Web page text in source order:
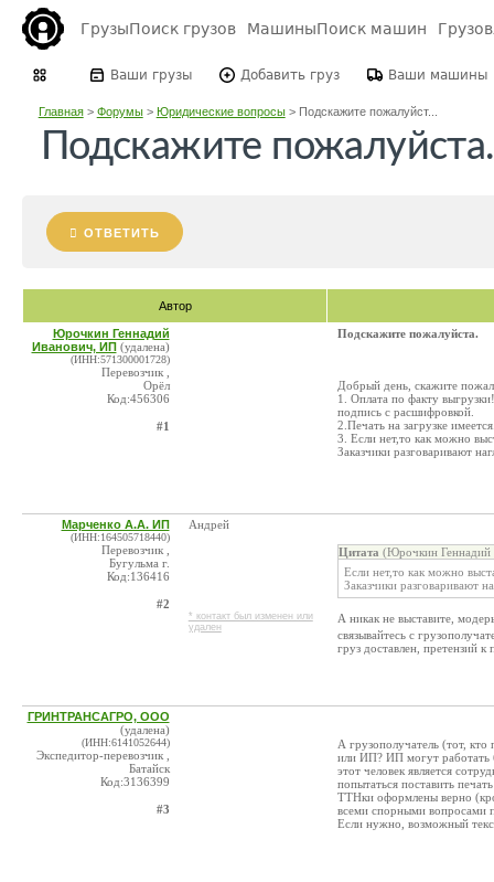
ГрузыПоиск грузов МашиныПоиск машин
Ваши грузы Добавить груз Ваши машины
Главная> Форумы> Юридические вопросы> Подскажите пожалуйст...
Подскажите пожалуйста.
ОТВЕТИТЬ
Автор
Юрочкин Геннадий
Иванович, ИП (удалена)
(ИНН:571300001728)
Перевозчик ,
Орёл
Код:456306
#1
Подскажите пожалуйста.
Добрый день, скажите
1. Оплата по факту
подпись с расшифровкой.
2.Печать на загрузке
3. Если нет,то как можно
Заказчики разговаривают
Марченко А.А. ИП
(ИНН:164505718440)
Перевозчик ,
Бугульма г.
Код:136416
#2
Андрей
* контакт был изменен или
удален
Цитата (Юрочкин
Если нет,то как можно
Заказчики разговаривают
А никак не выставите,
связывайтесь с
груз доставлен, претензий
ГРИНТРАНСАГРО, ООО
(удалена)
(ИНН:6141052644)
Экспедитор-перевозчик ,
Батайск
Код:3136399
#3
А грузополучатель (тот,
или ИП? ИП могут работать
этот человек является
попытаться поставить
ТТНки оформлены верно
всеми спорными вопросами
Если нужно, возможный